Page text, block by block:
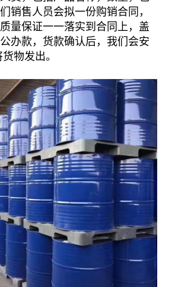
销售人员会拟一份购销合同，
量保证一一落实到合同上，盖
办款，货款确认后，我们会安
物发出。